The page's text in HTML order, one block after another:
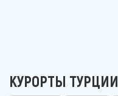
КУРОРТЫ ТУРЦИИ